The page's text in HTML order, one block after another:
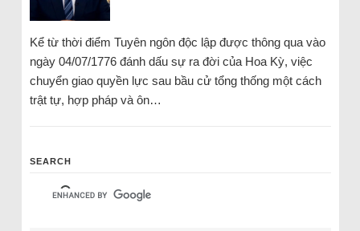
Kể từ thời điểm Tuyên ngôn độc lập được thông qua vào
ngày 04/07/1776 đánh dấu sự ra đời của Hoa Kỳ, việc
chuyển giao quyền lực sau bầu cử tổng thống một cách
trật tự, hợp pháp và ôn…
SEARCH